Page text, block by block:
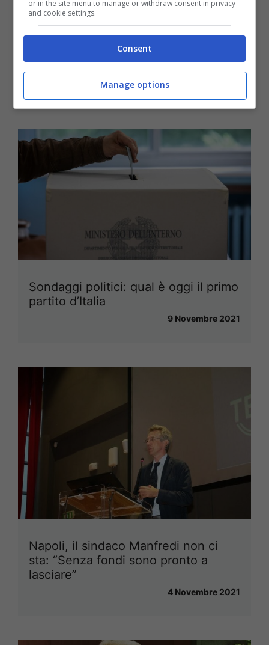
Fedez scende in politica? Obiettivo
le elezioni del 2023
Sondaggi politici: qual è oggi il primo
partito d’Italia
9 Novembre 2021
Napoli, il sindaco Manfredi non ci
sta: “Senza fondi sono pronto a
lasciare”
4 Novembre 2021
or in the site menu to manage or withdraw consent in privacy
and cookie settings.
Consent
Manage options